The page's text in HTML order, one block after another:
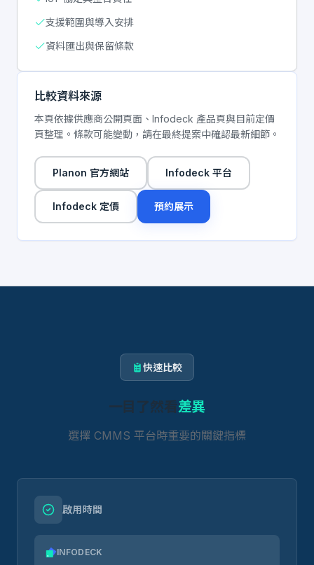
支援範圍與導入安排
資料匯出與保留條款
比較資料來源
本頁依據供應商公開頁面、Infodeck 產品頁與目前定價
頁整理。條款可能變動，請在最終提案中確認最新細節。
Planon 官方網站 Infodeck 平台
Infodeck 定價 預約展示
快速比較
一目了然看差異
選擇 CMMS 平台時重要的關鍵指標
啟用時間
INFODECK